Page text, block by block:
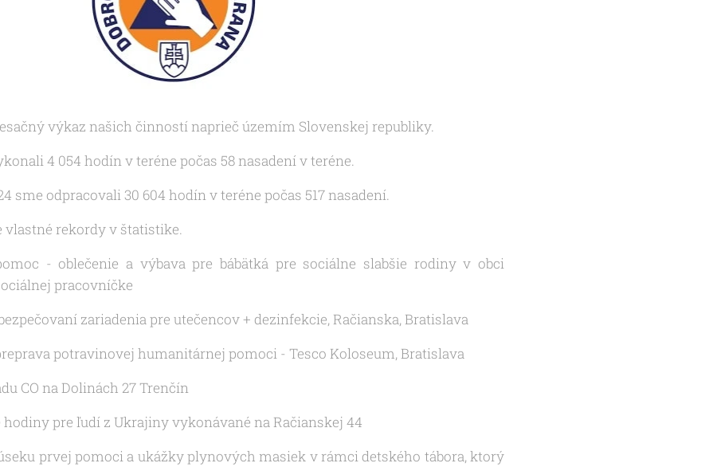
výkaz našich činností naprieč územím Slovenskej republiky.
4 054 hodín v teréne počas 58 nasadení v teréne.
sme odpracovali 30 604 hodín v teréne počas 517 nasadení.
vlastné rekordy v štatistike.
- oblečenie a výbava pre bábätká pre sociálne slabšie rodiny v obci
pracovníčke
zariadenia pre utečencov + dezinfekcie, Račianska, Bratislava
potravinovej humanitárnej pomoci - Tesco Koloseum, Bratislava
CO na Dolinách 27 Trenčín
hodiny pre ľudí z Ukrajiny vykonávané na Račianskej 44
prvej pomoci a ukážky plynových masiek v rámci detského tábora, ktorý